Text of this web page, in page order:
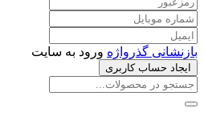
بازنشانی گذرواژه ورود به سایت
ایجاد حساب کاربری